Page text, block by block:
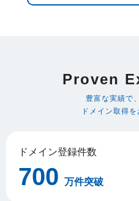
Proven
豊富な実績で
ドメイン取得を
ドメイン登録件数
700 万件突破